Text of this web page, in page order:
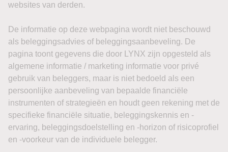
websites van derden.
De informatie op deze webpagina wordt niet beschouwd
als beleggingsadvies of beleggingsaanbeveling. De
pagina toont gegevens die door LYNX zijn opgesteld als
algemene informatie / marketing informatie voor privé
gebruik van beleggers, maar is niet bedoeld als een
persoonlijke aanbeveling van bepaalde financiële
instrumenten of strategieën en houdt geen rekening met de
specifieke financiële situatie, beleggingskennis en -
ervaring, beleggingsdoelstelling en -horizon of risicoprofiel
en -voorkeur van de individuele belegger.